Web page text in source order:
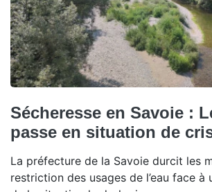
Sécheresse en Savoie :
passe en situation de
La préfecture de la Savoie durcit les
restriction des usages de l’eau face à